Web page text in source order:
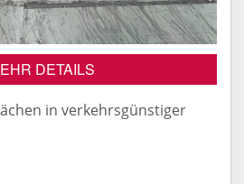
DETAILS
in verkehrsgünstiger